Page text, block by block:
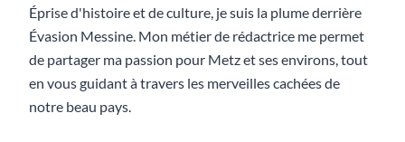
Éprise d'histoire et de culture, je suis la plume derrière
Évasion Messine. Mon métier de rédactrice me permet
de partager ma passion pour Metz et ses environs, tout
en vous guidant à travers les merveilles cachées de
notre beau pays.